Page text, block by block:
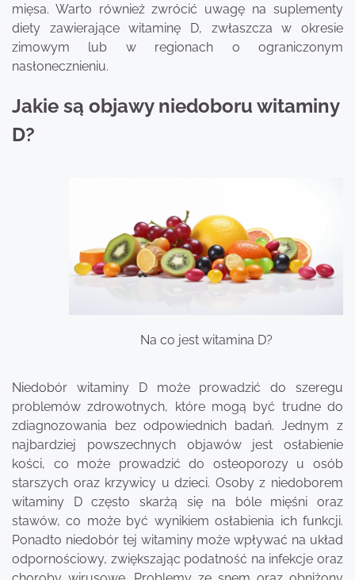
mięsa. Warto również zwrócić uwagę na suplementy
diety zawierające witaminę D, zwłaszcza w okresie
zimowym lub w regionach o ograniczonym
nasłonecznieniu.
Jakie są objawy niedoboru witaminy
D?
Na co jest witamina D?
Niedobór witaminy D może prowadzić do szeregu
problemów zdrowotnych, które mogą być trudne do
zdiagnozowania bez odpowiednich badań. Jednym z
najbardziej powszechnych objawów jest osłabienie
kości, co może prowadzić do osteoporozy u osób
starszych oraz krzywicy u dzieci. Osoby z niedoborem
witaminy D często skarżą się na bóle mięśni oraz
stawów, co może być wynikiem osłabienia ich funkcji.
Ponadto niedobór tej witaminy może wpływać na układ
odpornościowy, zwiększając podatność na infekcje oraz